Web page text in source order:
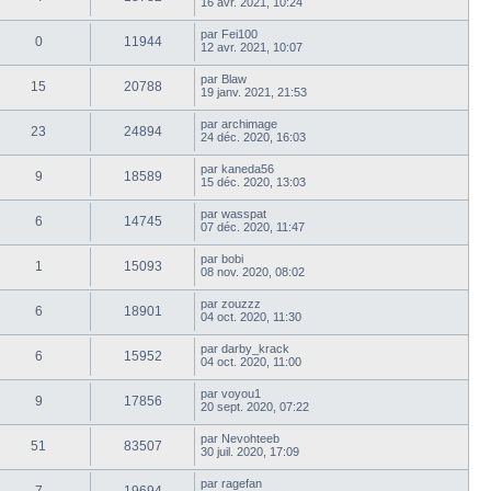
0 11944 par Fei100
12 avr. 2021, 10:07
15 20788 par Blaw
19 janv. 2021, 21:53
23 24894 par archimage
24 déc. 2020, 16:03
9 18589 par kaneda56
15 déc. 2020, 13:03
6 14745 par wasspat
07 déc. 2020, 11:47
1 15093 par bobi
08 nov. 2020, 08:02
6 18901 par zouzzz
04 oct. 2020, 11:30
6 15952 par darby_krack
04 oct. 2020, 11:00
9 17856 par voyou1
20 sept. 2020, 07:22
51 83507 par Nevohteeb
30 juil. 2020, 17:09
par ragefan